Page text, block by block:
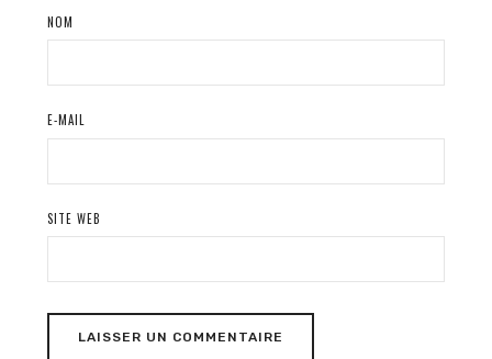
NOM
E-MAIL
SITE WEB